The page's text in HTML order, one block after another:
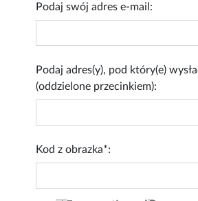
Podaj swój adres e-mail:
Podaj adres(y), pod który(e)
(oddzielone przecinkiem):
Kod z obrazka*: